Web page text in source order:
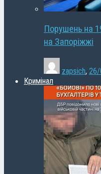
Порушень на
на Запоріжжі
zapsich,
Кримінал